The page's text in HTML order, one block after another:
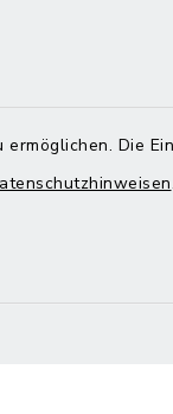
Die
.